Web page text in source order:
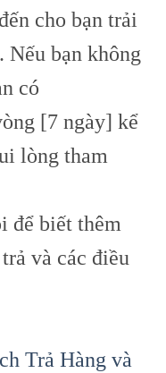
cho bạn trải
Nếu bạn không
có
[7 ngày] kể
lòng tham
để biết thêm
và các điều
Trả Hàng và